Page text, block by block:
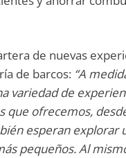
de nuevas
de barcos: “A
variedad de
que ofrecemos,
esperan explorar
pequeños. Al